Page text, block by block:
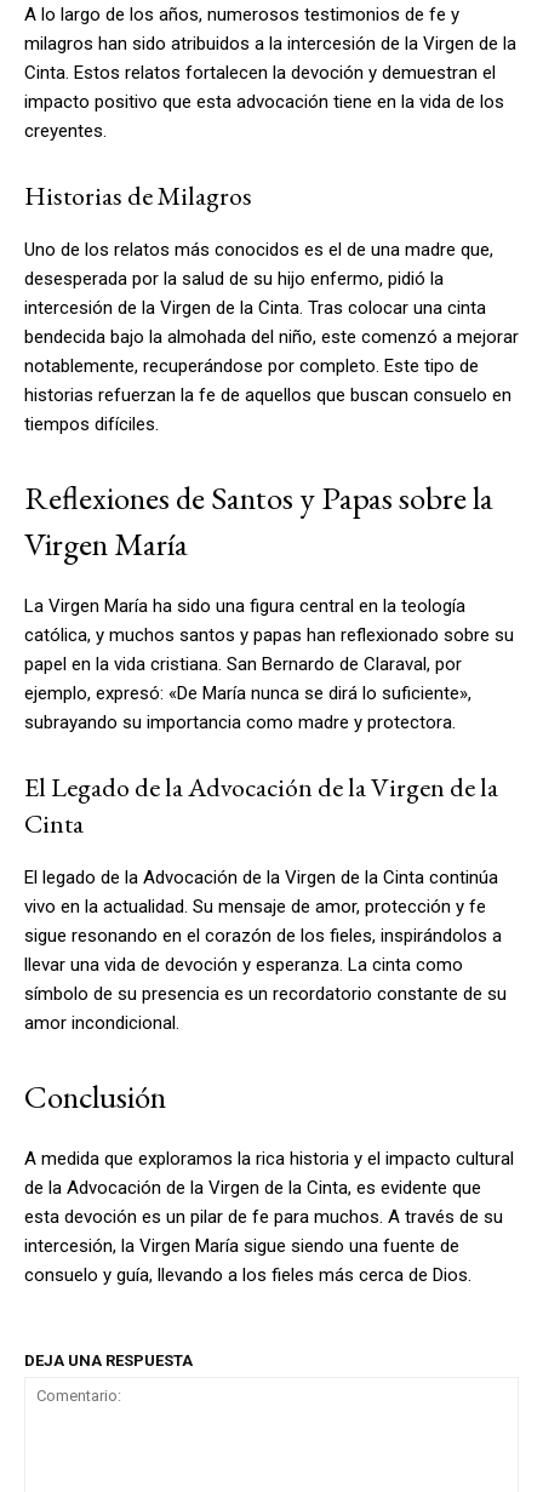
A lo largo de los años, numerosos testimonios de fe y
milagros han sido atribuidos a la intercesión de la Virgen de la
Cinta. Estos relatos fortalecen la devoción y demuestran el
impacto positivo que esta advocación tiene en la vida de los
creyentes.
Historias de Milagros
Uno de los relatos más conocidos es el de una madre que,
desesperada por la salud de su hijo enfermo, pidió la
intercesión de la Virgen de la Cinta. Tras colocar una cinta
bendecida bajo la almohada del niño, este comenzó a mejorar
notablemente, recuperándose por completo. Este tipo de
historias refuerzan la fe de aquellos que buscan consuelo en
tiempos difíciles.
Reflexiones de Santos y Papas sobre la
Virgen María
La Virgen María ha sido una figura central en la teología
católica, y muchos santos y papas han reflexionado sobre su
papel en la vida cristiana. San Bernardo de Claraval, por
ejemplo, expresó: «De María nunca se dirá lo suficiente»,
subrayando su importancia como madre y protectora.
El Legado de la Advocación de la Virgen de la
Cinta
El legado de la Advocación de la Virgen de la Cinta continúa
vivo en la actualidad. Su mensaje de amor, protección y fe
sigue resonando en el corazón de los fieles, inspirándolos a
llevar una vida de devoción y esperanza. La cinta como
símbolo de su presencia es un recordatorio constante de su
amor incondicional.
Conclusión
A medida que exploramos la rica historia y el impacto cultural
de la Advocación de la Virgen de la Cinta, es evidente que
esta devoción es un pilar de fe para muchos. A través de su
intercesión, la Virgen María sigue siendo una fuente de
consuelo y guía, llevando a los fieles más cerca de Dios.
DEJA UNA RESPUESTA